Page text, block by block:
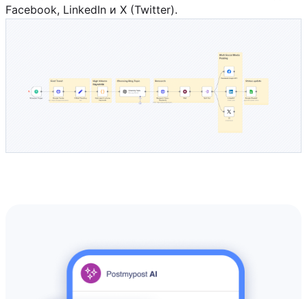
Facebook, LinkedIn и X (Twitter).